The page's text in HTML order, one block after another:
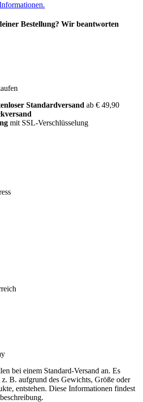
Bestellung? Wir beantworten
Standardversand ab € 49,90
mit SSL-Verschlüsselung
bei einem Standard-Versand an. Es
B. aufgrund des Gewichts, Größe oder
entstehen. Diese Informationen findest